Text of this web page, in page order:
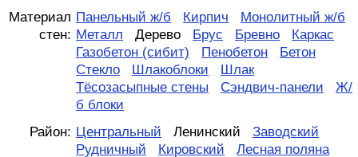
Материал
стен:
Панельный ж/б Кирпич
Монолитный ж/б
Металл
Дерево Брус Бревно
Каркас
Газобетон (сибит)
Пенобетон
Бетон
Стекло
Шлакоблоки
Шлак
Тёсозасыпные стены
Сэндвич-панели
Ж/
б блоки
Район: Центральный Ленинский
Заводский
Рудничный
Кировский Лесная поляна